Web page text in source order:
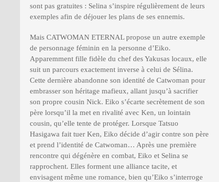
sont pas gratuites : Selina s’inspire régulièrement de leurs
exemples afin de déjouer les plans de ses ennemis.
Mais CATWOMAN ETERNAL propose un autre exemple
de personnage féminin en la personne d’Eiko.
Apparemment fille fidèle du chef des Yakusas locaux, elle
suit un parcours exactement inverse à celui de Sélina.
Cette dernière abandonne son identité de Catwoman pour
embrasser son héritage mafieux, allant jusqu’à sacrifier
son propre cousin Nick. Eiko s’écarte secrètement de son
père lorsqu’il la met en rivalité avec Ken, un lointain
cousin, qu’elle tente de protéger. Lorsque Tatsuo
Hasigawa fait tuer Ken, Eiko décide d’agir contre son père
et prend l’identité de Catwoman… Après une première
rencontre qui dégénère en combat, Eiko et Selina se
rapprochent. Elles forment une alliance tacite, et
envisagent même une romance, bien qu’Eiko s’interroge